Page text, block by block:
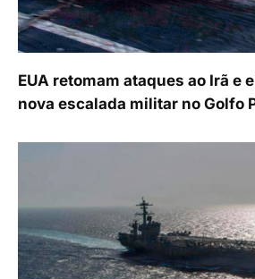
EUA retomam ataques ao Irã e
nova escalada militar no Golfo